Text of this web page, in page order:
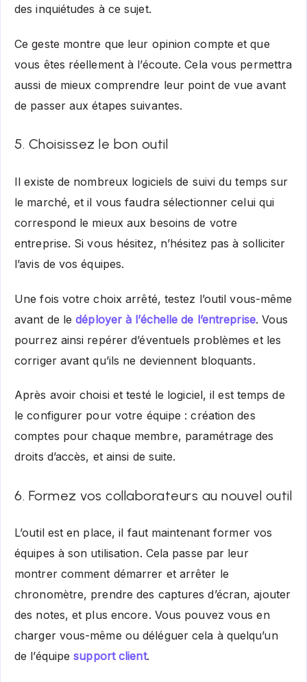
des inquiétudes à ce sujet.
Ce geste montre que leur opinion compte et que
vous êtes réellement à l’écoute. Cela vous permettra
aussi de mieux comprendre leur point de vue avant
de passer aux étapes suivantes.
5. Choisissez le bon outil
Il existe de nombreux logiciels de suivi du temps sur
le marché, et il vous faudra sélectionner celui qui
correspond le mieux aux besoins de votre
entreprise. Si vous hésitez, n’hésitez pas à solliciter
l’avis de vos équipes.
Une fois votre choix arrêté, testez l’outil vous-même
avant de ledéployer à l’échelle de l’entreprise. Vous
pourrez ainsi repérer d’éventuels problèmes et les
corriger avant qu’ils ne deviennent bloquants.
Après avoir choisi et testé le logiciel, il est temps de
le configurer pour votre équipe : création des
comptes pour chaque membre, paramétrage des
droits d’accès, et ainsi de suite.
6. Formez vos collaborateurs au nouvel outil
L’outil est en place, il faut maintenant former vos
équipes à son utilisation. Cela passe par leur
montrer comment démarrer et arrêter le
chronomètre, prendre des captures d’écran, ajouter
des notes, et plus encore. Vous pouvez vous en
charger vous-même ou déléguer cela à quelqu’un
de l’équipesupport client.